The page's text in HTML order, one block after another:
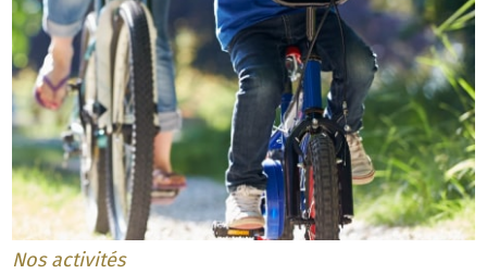
Nos activités